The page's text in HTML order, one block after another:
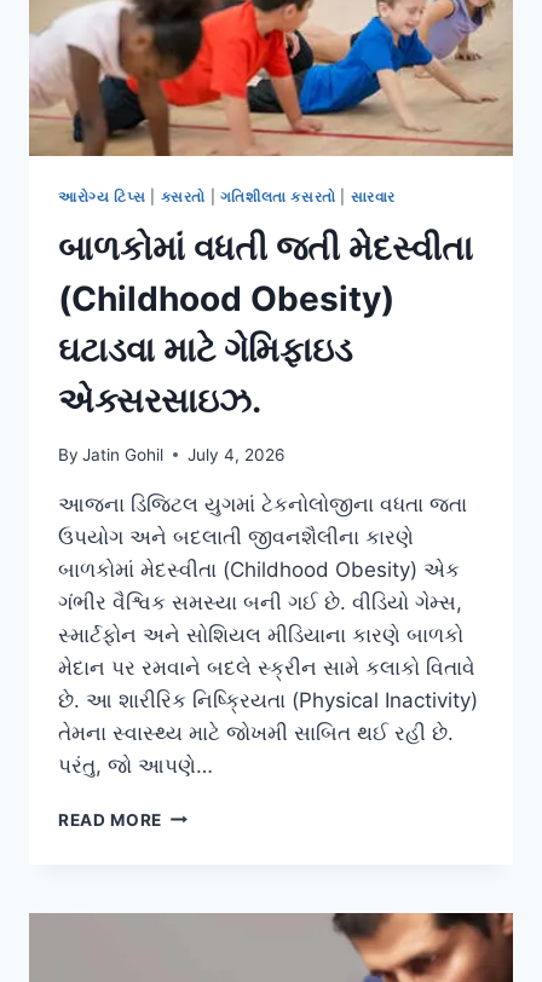
સુધારવા
માટે
સંપૂર્ણ
માર્ગદર્શિકા
આરોગ્ય ટિપ્સ કસરતો ગતિશીલતા કસરતો સારવાર
બાળકોમાં વધતી જતી મેદસ્વીતા
(Childhood Obesity)
ઘટાડવા માટે ગેમિફાઇડ
એક્સરસાઇઝ.
By Jatin Gohil July 4, 2026
આજના ડિજિટલ યુગમાં ટેકનોલોજીના વધતા જતા
ઉપયોગ અને બદલાતી જીવનશૈલીના કારણે
બાળકોમાં મેદસ્વીતા (Childhood Obesity) એક
ગંભીર વૈશ્વિક સમસ્યા બની ગઈ છે. વીડિયો ગેમ્સ,
સ્માર્ટફોન અને સોશિયલ મીડિયાના કારણે બાળકો
મેદાન પર રમવાને બદલે સ્ક્રીન સામે કલાકો વિતાવે
છે. આ શારીરિક નિષ્ક્રિયતા (Physical Inactivity)
તેમના સ્વાસ્થ્ય માટે જોખમી સાબિત થઈ રહી છે.
પરંતુ, જો આપણે…
READ MORE બાળકોમાં
(CHILDHOOD